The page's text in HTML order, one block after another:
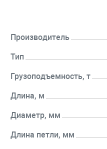
Производитель
Тип
Грузоподъемность, т
Длина, м
Диаметр, мм
Длина петли, мм